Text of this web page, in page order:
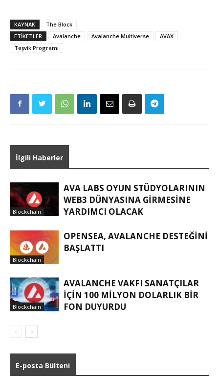
KAYNAK
The Block
ETIKETLER
Avalanche Avalanche Multiverse
AVAX
Teşvik Programı
İlgili Haberler
Blockchain
AVA LABS OYUN STÜDYOLARININ
WEB3 DÜNYASINA GIRMESINE
YARDIMCI OLACAK
Blockchain
OPENSEA, AVALANCHE DESTEĞINI
BAŞLATTI
Blockchain
AVALANCHE VAKFI SANATÇILAR
IÇIN 100 MILYON DOLARLIK BIR
FON DUYURDU
E-posta Bülteni